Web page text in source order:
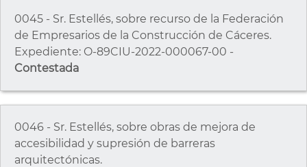
0045 - Sr. Estellés, sobre recurso de la Federación
de Empresarios de la Construcción de Cáceres.
Expediente: O-89CIU-2022-000067-00 -
Contestada
0046 - Sr. Estellés, sobre obras de mejora de
accesibilidad y supresión de barreras
arquitectónicas.